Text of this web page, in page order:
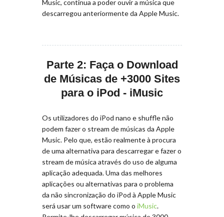
Music, continua a poder ouvir a música que
descarregou anteriormente da Apple Music.
Parte 2: Faça o Download
de Músicas de +3000 Sites
para o iPod - iMusic
Os utilizadores do iPod nano e shuffle não
podem fazer o stream de músicas da Apple
Music. Pelo que, estão realmente à procura
de uma alternativa para descarregar e fazer o
stream de música através do uso de alguma
aplicação adequada. Uma das melhores
aplicações ou alternativas para o problema
da não sincronização do iPod à Apple Music
será usar um software como o iMusic.